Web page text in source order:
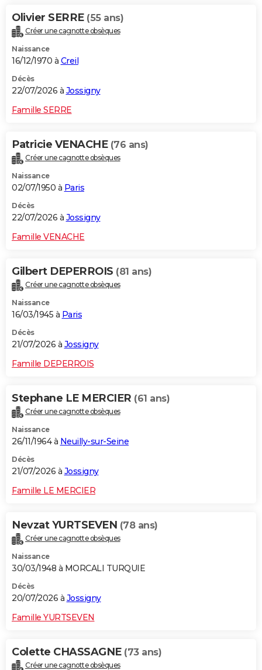
Olivier SERRE (55 ans)
Créer une cagnotte obsèques
Naissance
16/12/1970 à Creil
Décès
22/07/2026 à Jossigny
Famille SERRE
Patricie VENACHE (76 ans)
Créer une cagnotte obsèques
Naissance
02/07/1950 à Paris
Décès
22/07/2026 à Jossigny
Famille VENACHE
Gilbert DEPERROIS (81 ans)
Créer une cagnotte obsèques
Naissance
16/03/1945 à Paris
Décès
21/07/2026 à Jossigny
Famille DEPERROIS
Stephane LE MERCIER (61 ans)
Créer une cagnotte obsèques
Naissance
26/11/1964 à Neuilly-sur-Seine
Décès
21/07/2026 à Jossigny
Famille LE MERCIER
Nevzat YURTSEVEN (78 ans)
Créer une cagnotte obsèques
Naissance
30/03/1948 à MORCALI TURQUIE
Décès
20/07/2026 à Jossigny
Famille YURTSEVEN
Colette CHASSAGNE (73 ans)
Créer une cagnotte obsèques